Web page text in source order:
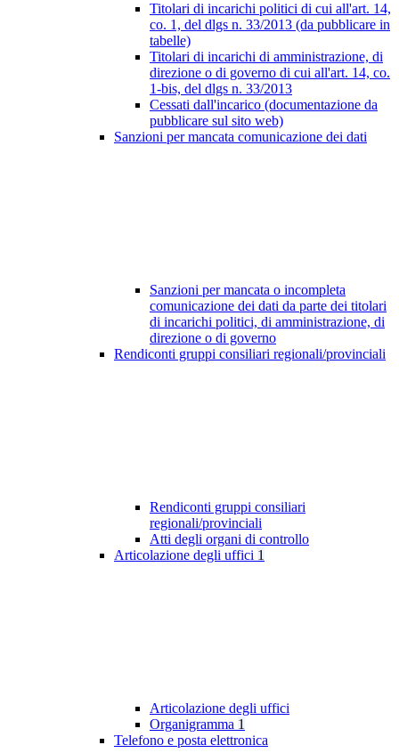
Titolari di incarichi politici di cui all'art. 14,
co. 1, del dlgs n. 33/2013 (da pubblicare in
tabelle)
Titolari di incarichi di amministrazione, di
direzione o di governo di cui all'art. 14, co.
1-bis, del dlgs n. 33/2013
Cessati dall'incarico (documentazione da
pubblicare sul sito web)
Sanzioni per mancata comunicazione dei dati
Sanzioni per mancata o incompleta
comunicazione dei dati da parte dei titolari
di incarichi politici, di amministrazione, di
direzione o di governo
Rendiconti gruppi consiliari regionali/provinciali
Rendiconti gruppi consiliari
regionali/provinciali
Atti degli organi di controllo
Articolazione degli uffici 1
Articolazione degli uffici
Organigramma 1
Telefono e posta elettronica